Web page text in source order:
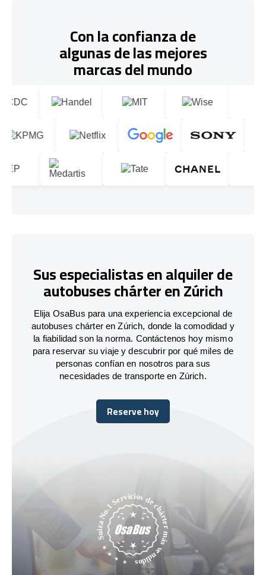
Con la confianza de
algunas de las mejores
marcas del mundo
Sus especialistas en alquiler de
autobuses chárter en Zúrich
Elija OsaBus para una experiencia excepcional de
autobuses chárter en Zúrich, donde la comodidad y
la fiabilidad son la norma. Contáctenos hoy mismo
para reservar su viaje y descubrir por qué miles de
personas confían en nosotros para sus
necesidades de transporte en Zúrich.
Reserve hoy
Reserve hoy